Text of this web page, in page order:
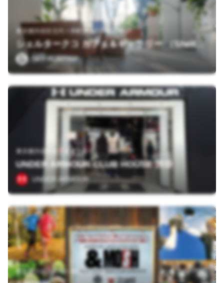
東京都渋谷区元代々木町33-12 SHELT'N 2F
シェルタークコ カフェ＆ギャラリー （Shelter KUKO cafe & gallery）
SKY RUNTRIP
東京都渋谷区道玄坂２丁目５
UNDER ARMOUR CLUB HOUSE 渋谷
UNDER ARMOUR
東京都渋谷区元代々木町２５－５